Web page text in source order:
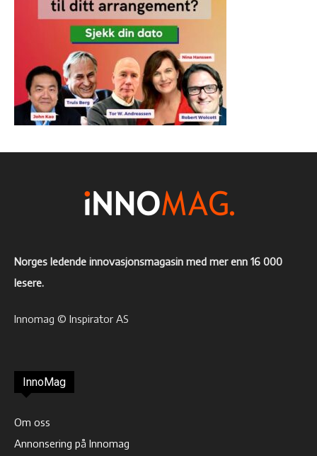
Norges ledende innovasjonsmagasin med mer enn 16 000
lesere.
Innomag © Inspirator AS
InnoMag
Om oss
Annonsering på Innomag